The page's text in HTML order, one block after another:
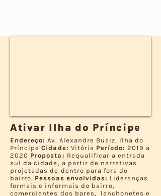
Ativar Ilha do Príncipe
Endereço: Av. Alexandre Buaiz, Ilha do
PríncipeCidade: Vitória Período: 2019 a
2020 Proposta: Requalificar a entrada
sul da cidade, a partir de narrativas
projetadas de dentro para fora do
bairro. Pessoas envolvidas: Lideranças
formais e informais do bairro,
comerciantes dos bares, lanchonetes e